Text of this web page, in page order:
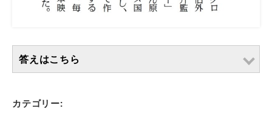
答えはこちら
カテゴリー: